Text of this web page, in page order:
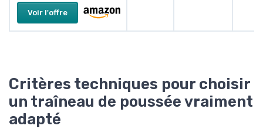
Voir l'offre
Critères techniques pour choisir
un traîneau de poussée vraiment
adapté